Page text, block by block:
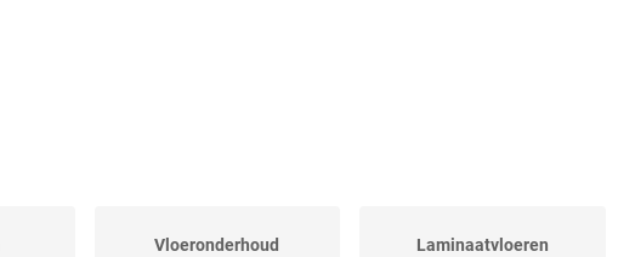
Vloeronderhoud Laminaatvloeren